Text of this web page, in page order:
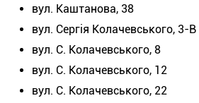
вул. Каштанова, 38
вул. Сергія Колачевського, 3-В
вул. С. Колачевського, 8
вул. С. Колачевського, 12
вул. С. Колачевського, 22